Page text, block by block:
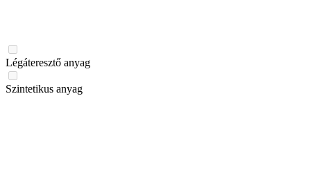
Légáteresztő anyag
Szintetikus anyag